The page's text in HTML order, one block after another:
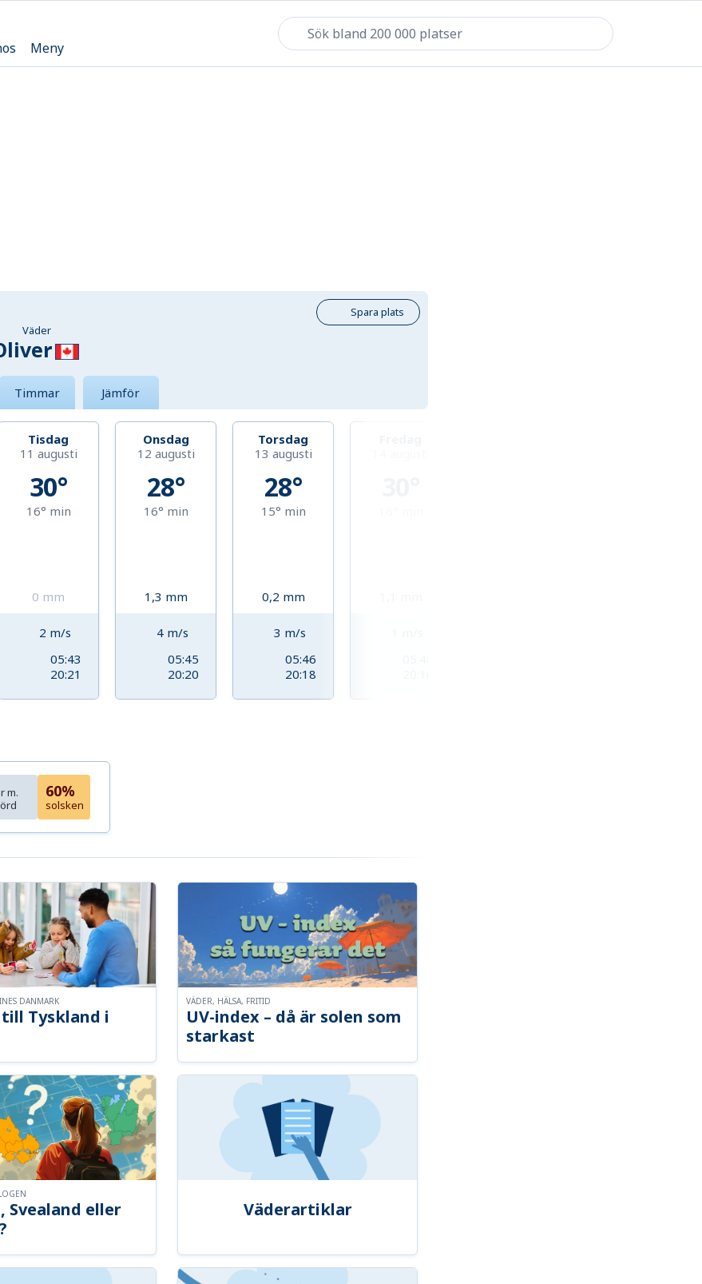
Meny
Spara plats
Väder
Timmar Jämför
Tisdag
11 augusti
30°
16° min
0 mm
2 m/s
05:43
20:21
Onsdag
12 augusti
28°
16° min
1,3 mm
4 m/s
05:45
20:20
Torsdag
13 augusti
28°
15° min
0,2 mm
3 m/s
05:46
20:18
m.
60%
solsken
Tyskland i
DANMARK
UV-index – då är solen som
starkast
VÄDER, HÄLSA, FRITID
Svealand eller
Väderartiklar